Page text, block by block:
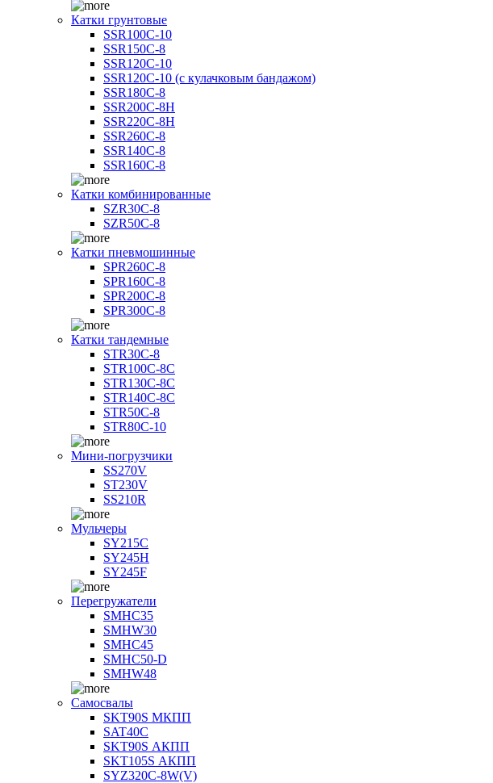
Катки грунтовые
SSR100C-10
SSR150C-8
SSR120C-10
SSR120C-10 (с кулачковым бандажом)
SSR180C-8
SSR200C-8H
SSR220C-8H
SSR260C-8
SSR140C-8
SSR160C-8
Катки комбинированные
SZR30C-8
SZR50C-8
Катки пневмошинные
SPR260C-8
SPR160C-8
SPR200C-8
SPR300C-8
Катки тандемные
STR30C-8
STR100C-8С
STR130C-8С
STR140C-8С
STR50C-8
STR80C-10
Мини-погрузчики
SS270V
ST230V
SS210R
Мульчеры
SY215C
SY245H
SY245F
Перегружатели
SMHC35
SMHW30
SMHC45
SMHC50-D
SMHW48
Самосвалы
SKT90S МКПП
SAT40C
SKT90S АКПП
SKT105S АКПП
SYZ320C-8W(V)